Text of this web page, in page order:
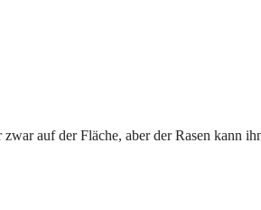
auf der Fläche, aber der Rasen kann